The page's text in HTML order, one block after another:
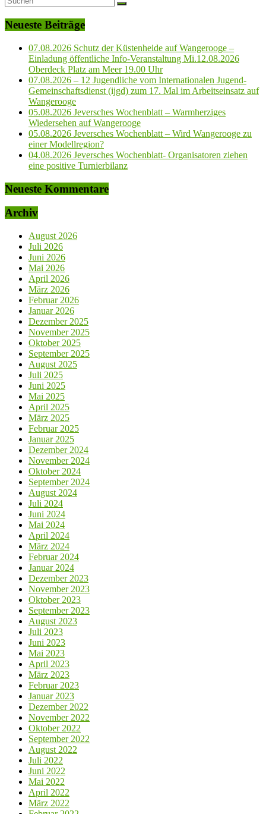
Neueste Beiträge
07.08.2026 Schutz der Küstenheide auf Wangerooge –
Einladung öffentliche Info-Veranstaltung Mi.12.08.2026
Oberdeck Platz am Meer 19.00 Uhr
07.08.2026 – 12 Jugendliche vom Internationalen Jugend-
Gemeinschaftsdienst (ijgd) zum 17. Mal im Arbeitseinsatz auf
Wangerooge
05.08.2026 Jeversches Wochenblatt – Warmherziges
Wiedersehen auf Wangerooge
05.08.2026 Jeversches Wochenblatt – Wird Wangerooge zu
einer Modellregion?
04.08.2026 Jeversches Wochenblatt- Organisatoren ziehen
eine positive Turnierbilanz
Neueste Kommentare
Archiv
August 2026
Juli 2026
Juni 2026
Mai 2026
April 2026
März 2026
Februar 2026
Januar 2026
Dezember 2025
November 2025
Oktober 2025
September 2025
August 2025
Juli 2025
Juni 2025
Mai 2025
April 2025
März 2025
Februar 2025
Januar 2025
Dezember 2024
November 2024
Oktober 2024
September 2024
August 2024
Juli 2024
Juni 2024
Mai 2024
April 2024
März 2024
Februar 2024
Januar 2024
Dezember 2023
November 2023
Oktober 2023
September 2023
August 2023
Juli 2023
Juni 2023
Mai 2023
April 2023
März 2023
Februar 2023
Januar 2023
Dezember 2022
November 2022
Oktober 2022
September 2022
August 2022
Juli 2022
Juni 2022
Mai 2022
April 2022
März 2022